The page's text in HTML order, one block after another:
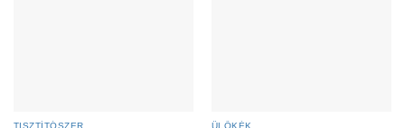
TISZTÍTÓSZER ÜLŐKÉK